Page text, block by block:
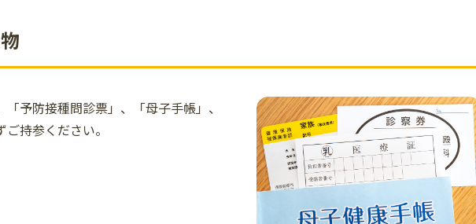
「予防接種問診票」、「母子手帳」、
ご持参ください。